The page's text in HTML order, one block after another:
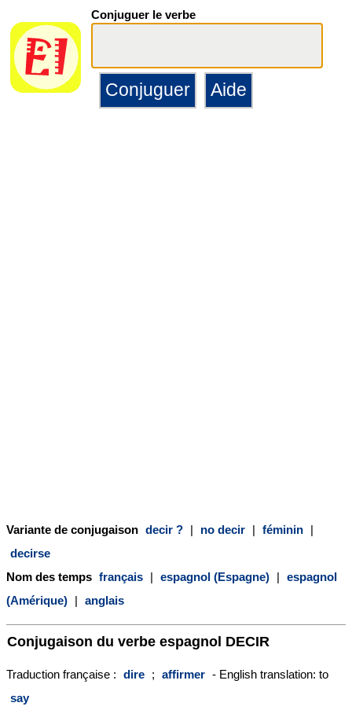
Conjuguer le verbe
Variante de conjugaison decir ? | no decir | féminin |
decirse
Nom des temps français | espagnol (Espagne) | espagnol
(Amérique) | anglais
Conjugaison du verbe espagnol DECIR
Traduction française : dire ; affirmer - English translation: to
say